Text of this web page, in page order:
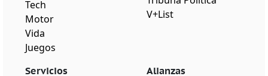
Tech
Motor
Vida
Juegos
V+List
Servicios Alianzas